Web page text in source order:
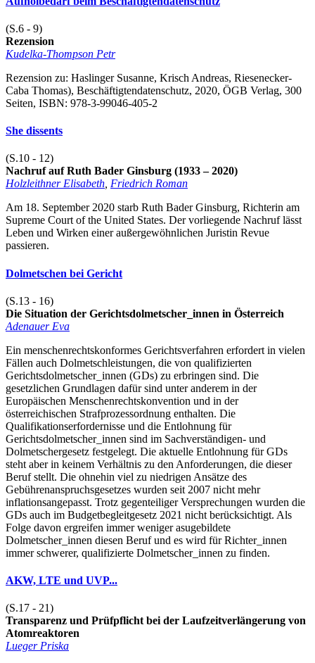
(S.6 - 9)
Rezension
Kudelka-Thompson Petr
Rezension zu: Haslinger Susanne, Krisch Andreas, Riesenecker-
Caba Thomas), Beschäftigtendatenschutz, 2020, ÖGB Verlag, 300
Seiten, ISBN: 978-3-99046-405-2
She dissents
(S.10 - 12)
Nachruf auf Ruth Bader Ginsburg (1933 – 2020)
Holzleithner Elisabeth Friedrich Roman
Am 18. September 2020 starb Ruth Bader Ginsburg, Richterin am
Supreme Court of the United States. Der vorliegende Nachruf lässt
Leben und Wirken einer außergewöhnlichen Juristin Revue
passieren.
Dolmetschen bei Gericht
(S.13 - 16)
Die Situation der Gerichtsdolmetscher_innen in Österreich
Adenauer Eva
Ein menschenrechtskonformes Gerichtsverfahren erfordert in vielen
Fällen auch Dolmetschleistungen, die von qualifizierten
Gerichtsdolmetscher_innen (GDs) zu erbringen sind. Die
gesetzlichen Grundlagen dafür sind unter anderem in der
Europäischen Menschenrechtskonvention und in der
österreichischen Strafprozessordnung enthalten. Die
Qualifikationserfordernisse und die Entlohnung für
Gerichtsdolmetscher_innen sind im Sachverständigen- und
Dolmetschergesetz festgelegt. Die aktuelle Entlohnung für GDs
steht aber in keinem Verhältnis zu den Anforderungen, die dieser
Beruf stellt. Die ohnehin viel zu niedrigen Ansätze des
Gebührenanspruchsgesetzes wurden seit 2007 nicht mehr
inflationsangepasst. Trotz gegenteiliger Versprechungen wurden die
GDs auch im Budgetbegleitgesetz 2021 nicht berücksichtigt. Als
Folge davon ergreifen immer weniger asugebildete
Dolmetscher_innen diesen Beruf und es wird für Richter_innen
immer schwerer, qualifizierte Dolmetscher_innen zu finden.
AKW, LTE und UVP...
(S.17 - 21)
Transparenz und Prüfpflicht bei der Laufzeitverlängerung von
Atomreaktoren
Lueger Priska